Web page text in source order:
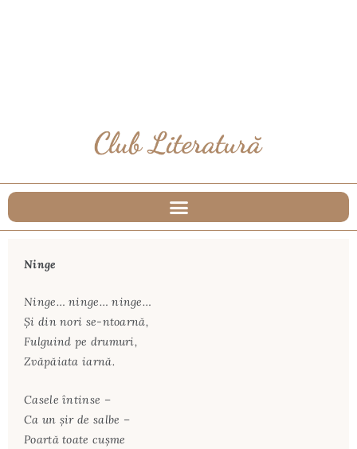
Ninge
Ninge… ninge… ninge…
Şi din nori se-ntoarnă,
Fulguind pe drumuri,
Zvăpăiata iarnă.
Casele întinse –
Ca un şir de salbe –
Poartă toate cuşme